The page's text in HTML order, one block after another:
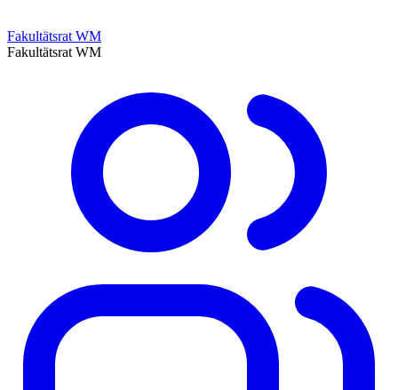
Fakultätsrat WM
Fakultätsrat WM